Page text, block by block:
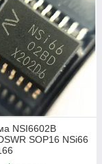
NSI6602B
SOP16 NSi66